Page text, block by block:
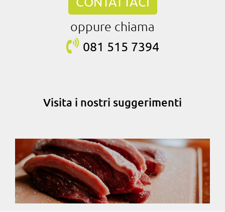
oppure chiama
081 515 7394
Visita i nostri suggerimenti